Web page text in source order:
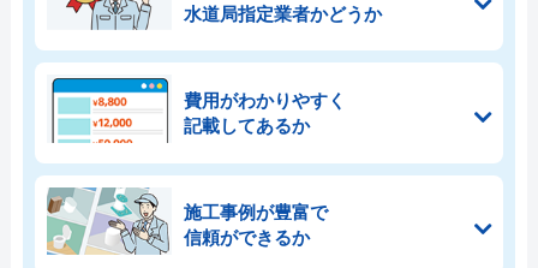
水道局指定業者かどうか
費用がわかりやすく
記載してあるか
施工事例が豊富で
信頼ができるか